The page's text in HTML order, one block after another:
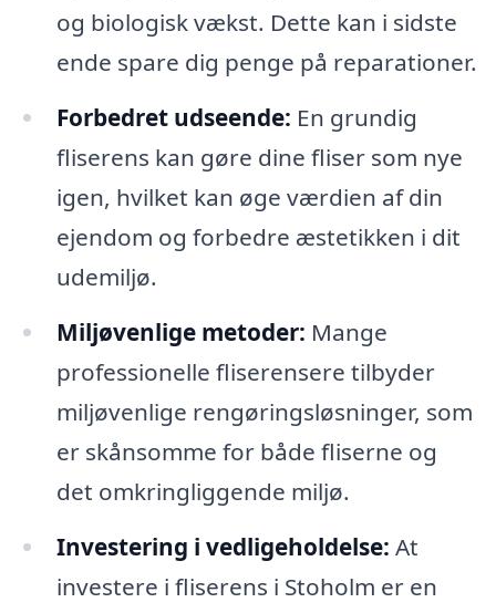
og biologisk vækst. Dette kan i sidste
ende spare dig penge på reparationer.
Forbedret udseende: En grundig
fliserens kan gøre dine fliser som nye
igen, hvilket kan øge værdien af din
ejendom og forbedre æstetikken i dit
udemiljø.
Miljøvenlige metoder: Mange
professionelle fliserensere tilbyder
miljøvenlige rengøringsløsninger, som
er skånsomme for både fliserne og
det omkringliggende miljø.
Investering i vedligeholdelse: At
investere i fliserens i Stoholm er en